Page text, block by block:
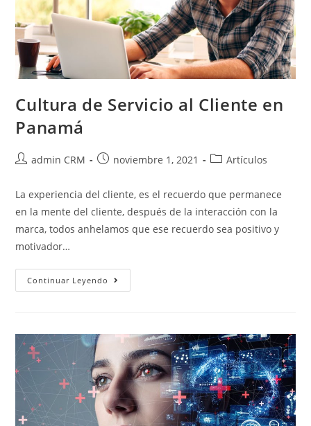
Cultura de Servicio al Cliente en
Panamá
admin CRM noviembre 1, 2021 Artículos
La experiencia del cliente, es el recuerdo que permanece
en la mente del cliente, después de la interacción con la
marca, todos anhelamos que ese recuerdo sea positivo y
motivador…
Continuar Leyendo